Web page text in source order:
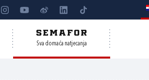
SEMAFOR
Sva domaća natjecanja